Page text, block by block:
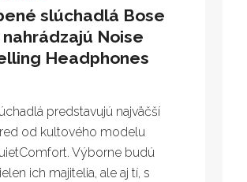
slúchadlá Bose
nahrádzajú Noise
Headphones
predstavujú najväčší
od kultového modelu
Výborne budú
ich majitelia, ale aj tí, s